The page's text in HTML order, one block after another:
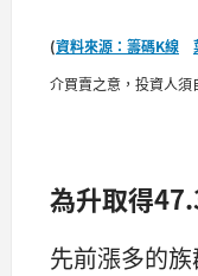
(資料來源：籌碼K線
介買賣之意，投資人須
為升取得
先前漲多的